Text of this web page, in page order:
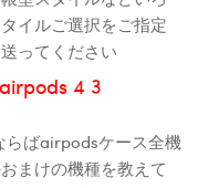
イルご選択をご指定
ってください
4 3
らばairpodsケース全機
まけの機種を教えて